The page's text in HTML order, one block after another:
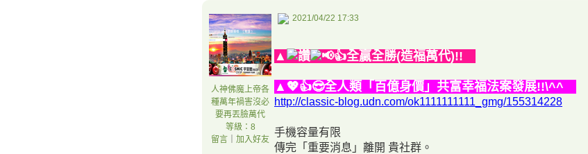
人神佛魔上帝各
種萬年禍害沒必
要再丟臉萬代
等級：8
留言
加入好友
2021/04/22 17:33
▲ 📢👍全贏全勝(造福萬代)!!
▲💖👍😎全人類「百億身價」共富幸福法案發展!!\^^
http://classic-blog.udn.com/ok1111111111_gmg/155314228
手機容量有限
傳完「重要消息」離開 貴社群。